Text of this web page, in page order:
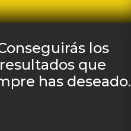
los
resultados que
has deseado.